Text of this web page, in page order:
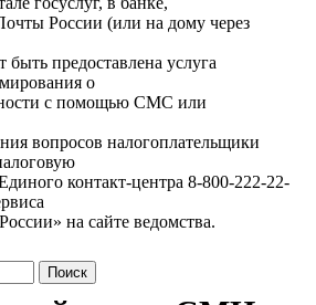
России (или на дому через
предоставлена услуга
о
с помощью СМС или
вопросов налогоплательщики
контакт-центра 8-800-222-22-
на сайте ведомства.